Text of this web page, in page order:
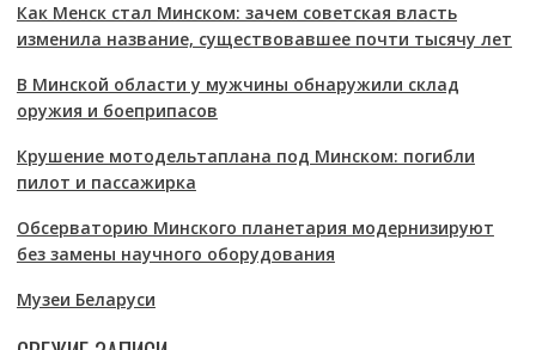
Как Менск стал Минском: зачем советская власть
изменила название, существовавшее почти тысячу лет
В Минской области у мужчины обнаружили склад
оружия и боеприпасов
Крушение мотодельтаплана под Минском: погибли
пилот и пассажирка
Обсерваторию Минского планетария модернизируют
без замены научного оборудования
Музеи Беларуси